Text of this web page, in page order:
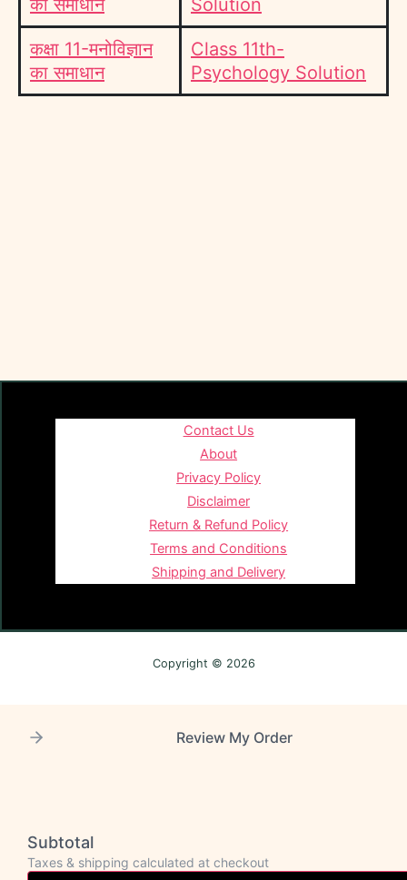
का समाधान
Solution
कक्षा 11-मनोविज्ञान
का समाधान
Class 11th-
Psychology Solution
Contact Us
About
Privacy Policy
Disclaimer
Return & Refund Policy
Terms and Conditions
Shipping and Delivery
Copyright © 2026
Review My Order
Subtotal
Taxes & shipping calculated at checkout